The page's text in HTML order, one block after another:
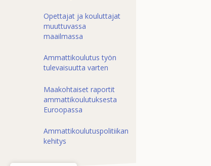
Opettajat ja kouluttajat
muuttuvassa
maailmassa
Ammattikoulutus työn
tulevaisuutta varten
Maakohtaiset raportit
ammattikoulutuksesta
Euroopassa
Ammattikoulutuspolitiikan
kehitys